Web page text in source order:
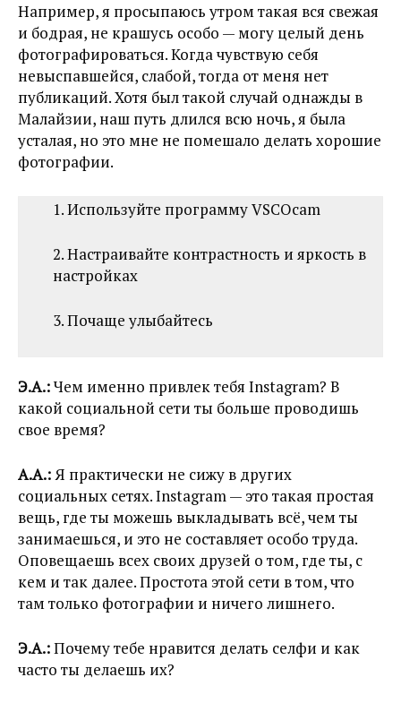
Например, я просыпаюсь утром такая вся свежая
и бодрая, не крашусь особо — могу целый день
фотографироваться. Когда чувствую себя
невыспавшейся, слабой, тогда от меня нет
публикаций. Хотя был такой случай однажды в
Малайзии, наш путь длился всю ночь, я была
усталая, но это мне не помешало делать хорошие
фотографии.
1. Используйте программу VSCOcam
2. Настраивайте контрастность и яркость в
настройках
3. Почаще улыбайтесь
Э.А.:Чем именно привлек тебя Instagram? В
какой социальной сети ты больше проводишь
свое время?
А.А.:Я практически не сижу в других
социальных сетях. Instagram — это такая простая
вещь, где ты можешь выкладывать всё, чем ты
занимаешься, и это не составляет особо труда.
Оповещаешь всех своих друзей о том, где ты, с
кем и так далее. Простота этой сети в том, что
там только фотографии и ничего лишнего.
Э.А.:Почему тебе нравится делать селфи и как
часто ты делаешь их?